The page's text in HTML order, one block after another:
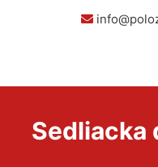
Sedliacka